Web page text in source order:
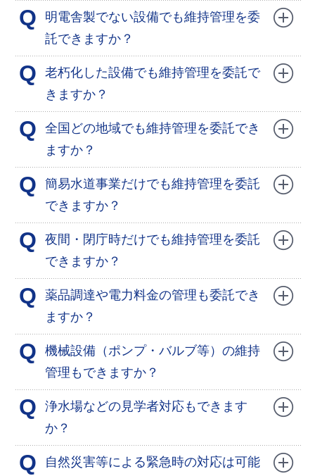
Q
明電舎製でない設備でも維持管理を委
託できますか？
Q
老朽化した設備でも維持管理を委託で
きますか？
Q
全国どの地域でも維持管理を委託でき
ますか？
Q
簡易水道事業だけでも維持管理を委託
できますか？
Q
夜間・閉庁時だけでも維持管理を委託
できますか？
Q
薬品調達や電力料金の管理も委託でき
ますか？
Q
機械設備（ポンプ・バルブ等）の維持
管理もできますか？
Q
浄水場などの見学者対応もできます
か？
Q
自然災害等による緊急時の対応は可能